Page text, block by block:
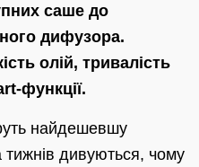
саше до
дифузора.
олій, тривалість
найдешевшу
тижнів дивуються, чому